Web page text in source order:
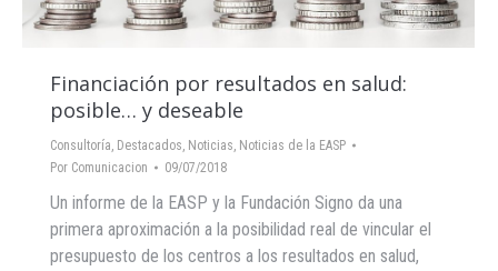
Financiación por resultados en salud:
posible… y deseable
Consultoría, Destacados, Noticias, Noticias de la EASP
Por Comunicacion 09/07/2018
Un informe de la EASP y la Fundación Signo da una
primera aproximación a la posibilidad real de vincular el
presupuesto de los centros a los resultados en salud,